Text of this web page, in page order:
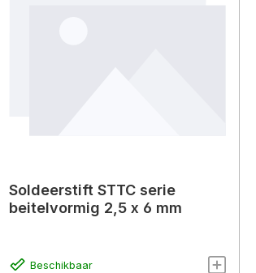
Soldeerstift STTC serie
beitelvormig 2,5 x 6 mm
Beschikbaar